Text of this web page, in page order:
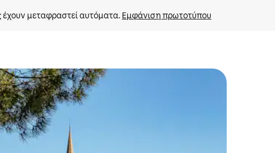
μεταφραστεί αυτόματα. Εμφάνιση πρωτοτύπου